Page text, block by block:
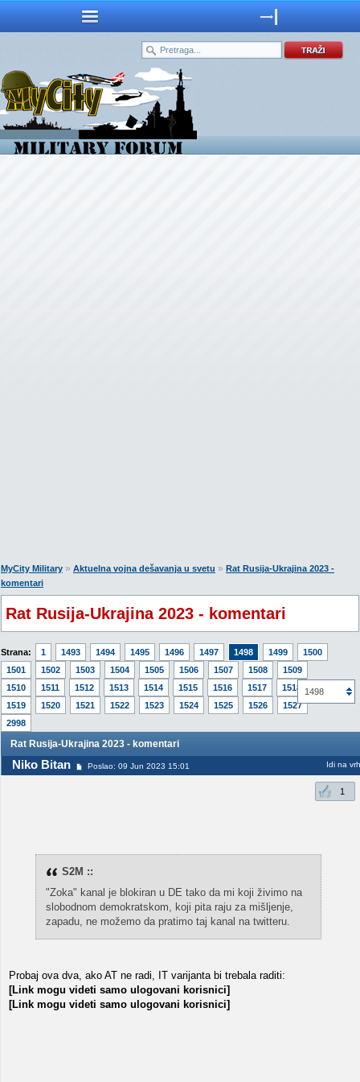
MyCity Military » Aktuelna vojna dešavanja u svetu » Rat Rusija-Ukrajina 2023 -
komentari
Rat Rusija-Ukrajina 2023 - komentari
Strana: 1 1493 1494 1495 1496 1497 1498 1499
1500
1501
1502 1503 1504 1505 1506 1507 1508
1509
1510
1511 1512 1513 1514 1515 1516 1517
1518
1519
1520 1521 1522 1523 1524 1525 1526
1527
2998
1498
Rat Rusija-Ukrajina 2023 - komentari
Niko Bitan Poslao: 09 Jun 2023 15:01 Idi na vrh
1
S2M ::
"Zoka" kanal je blokiran u DE tako da mi koji živimo na
slobodnom demokratskom, koji pita raju za mišljenje,
zapadu, ne možemo da pratimo taj kanal na twitteru.
Probaj ova dva, ako AT ne radi, IT varijanta bi trebala raditi:
[Link mogu videti samo ulogovani korisnici]
[Link mogu videti samo ulogovani korisnici]